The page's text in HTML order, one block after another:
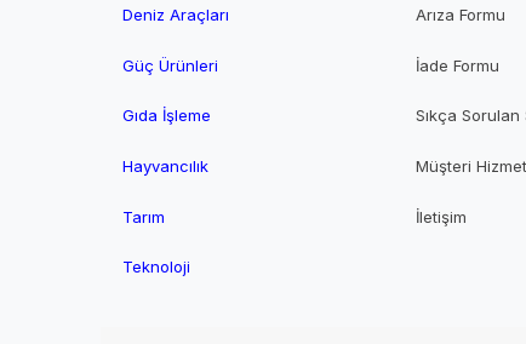
Deniz Araçları
Güç Ürünleri
Gıda İşleme
Hayvancılık
Tarım
Teknoloji
Arıza Formu
İade Formu
Sıkça
Müşteri
İletişim